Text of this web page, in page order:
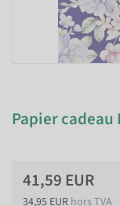
Papier cadeau
41,59 EUR
34,95 EUR hors TVA